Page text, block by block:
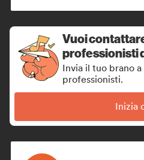
Vuoi
professionisti
Invia il tuo brano
professionisti.
Inizia